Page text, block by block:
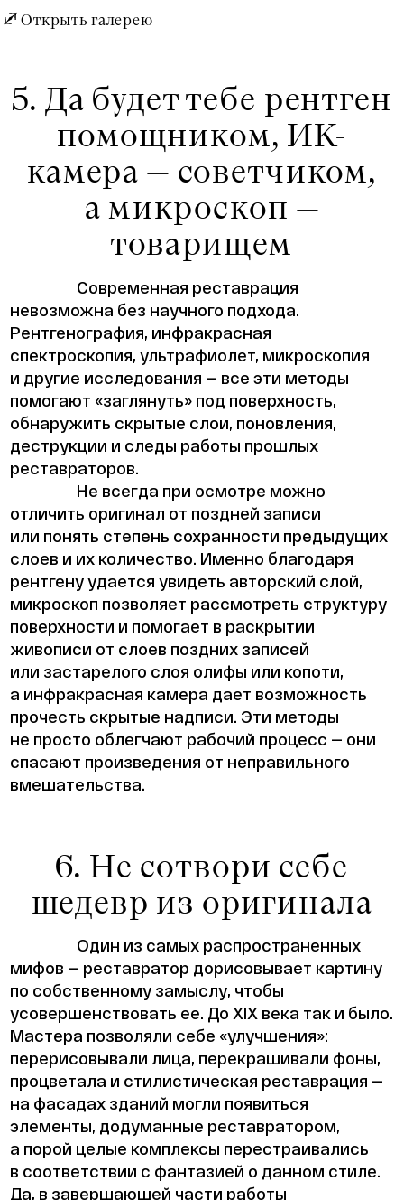
Открыть галерею
5. Да будет тебе рентген
помощником, ИК-
камера — советчиком,
а микроскоп —
товарищем
Современная реставрация
невозможна без научного подхода.
Рентгенография, инфракрасная
спектроскопия, ультрафиолет, микроскопия
и другие исследования — все эти методы
помогают «заглянуть» под поверхность,
обнаружить скрытые слои, поновления,
деструкции и следы работы прошлых
реставраторов.
Не всегда при осмотре можно
отличить оригинал от поздней записи
или понять степень сохранности предыдущих
слоев и их количество. Именно благодаря
рентгену удается увидеть авторский слой,
микроскоп позволяет рассмотреть структуру
поверхности и помогает в раскрытии
живописи от слоев поздних записей
или застарелого слоя олифы или копоти,
а инфракрасная камера дает возможность
прочесть скрытые надписи. Эти методы
не просто облегчают рабочий процесс — они
спасают произведения от неправильного
вмешательства.
6. Не сотвори себе
шедевр из оригинала
Один из самых распространенных
мифов — реставратор дорисовывает картину
по собственному замыслу, чтобы
усовершенствовать ее. До XIX века так и было.
Мастера позволяли себе «улучшения»:
перерисовывали лица, перекрашивали фоны,
процветала и стилистическая реставрация —
на фасадах зданий могли появиться
элементы, додуманные реставратором,
а порой целые комплексы перестраивались
в соответствии с фантазией о данном стиле.
Да, в завершающей части работы